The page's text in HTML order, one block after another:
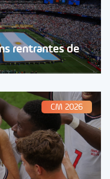
rentrantes de
CM 2026